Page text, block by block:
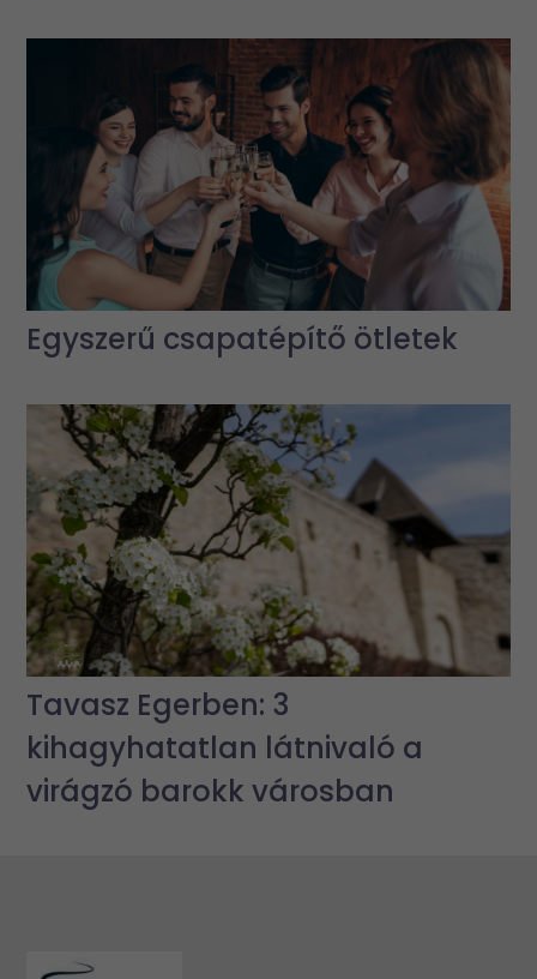
Egyszerű csapatépítő ötletek
Tavasz Egerben: 3
kihagyhatatlan látnivaló a
virágzó barokk városban